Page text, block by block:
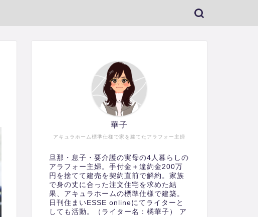
アキュラホーム標準仕様で家を建てたアラフォー主婦
華子
旦那・息子・要介護の実母の4人暮らしの
アラフォー主婦。手付金＋違約金200万
円を捨てて建売を契約直前で解約。家族
で身の丈に合った注文住宅を求めた結
果、アキュラホームの標準仕様で建築。
日刊住まいESSE onlineにてライターと
しても活動。（ライター名：橘華子） ア